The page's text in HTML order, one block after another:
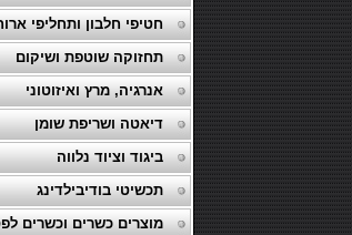
חטיפי חלבון ותחליפי
תחזוקה שוטפת ושיקום
אנרגיה, מרץ ואיזוטוני
דיאטה ושריפת שומן
ביגוד וציוד נלווה
תכשיטי בודיבילדינג
מוצרים כשרים וכשרים